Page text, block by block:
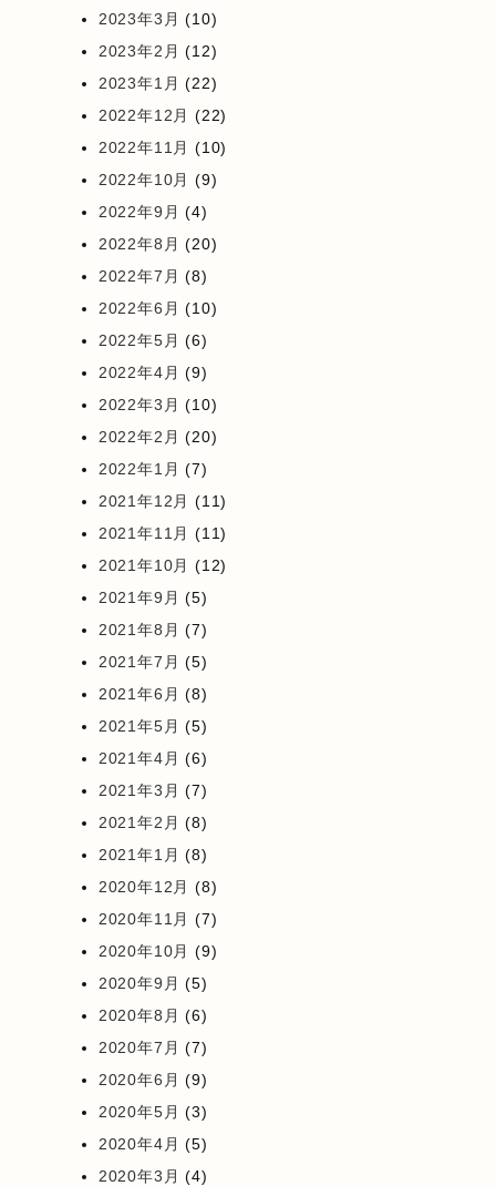
2023年3月 (10)
2023年2月 (12)
2023年1月 (22)
2022年12月 (22)
2022年11月 (10)
2022年10月 (9)
2022年9月 (4)
2022年8月 (20)
2022年7月 (8)
2022年6月 (10)
2022年5月 (6)
2022年4月 (9)
2022年3月 (10)
2022年2月 (20)
2022年1月 (7)
2021年12月 (11)
2021年11月 (11)
2021年10月 (12)
2021年9月 (5)
2021年8月 (7)
2021年7月 (5)
2021年6月 (8)
2021年5月 (5)
2021年4月 (6)
2021年3月 (7)
2021年2月 (8)
2021年1月 (8)
2020年12月 (8)
2020年11月 (7)
2020年10月 (9)
2020年9月 (5)
2020年8月 (6)
2020年7月 (7)
2020年6月 (9)
2020年5月 (3)
2020年4月 (5)
2020年3月 (4)